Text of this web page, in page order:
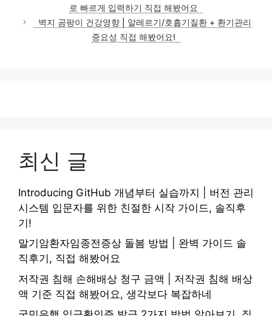
로 빠르게 입력하기 직접 해봤어요
벽지 곰팡이 건강영향 | 알레르기/호흡기질환 + 환기관리
중요성 직접 해봤어요!
최신 글
Introducing GitHub 개념부터 실습까지 | 버전 관리
시스템 입문자를 위한 친절한 시작 가이드, 솔직후
기!
말기암환자임종전증상 돌봄 방법 | 완벽 가이드 솔
직후기, 직접 해봤어요
저작권 침해 손해배상 청구 금액 | 저작권 침해 배상
액 기준 직접 해봤어요, 생각보다 복잡하네